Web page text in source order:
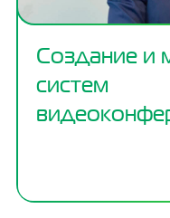
Создание и
систем